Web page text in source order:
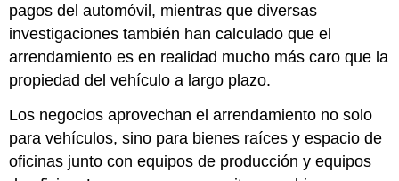
pagos del automóvil, mientras que diversas
investigaciones también han calculado que el
arrendamiento es en realidad mucho más caro que la
propiedad del vehículo a largo plazo.
Los negocios aprovechan el arrendamiento no solo
para vehículos, sino para bienes raíces y espacio de
oficinas junto con equipos de producción y equipos